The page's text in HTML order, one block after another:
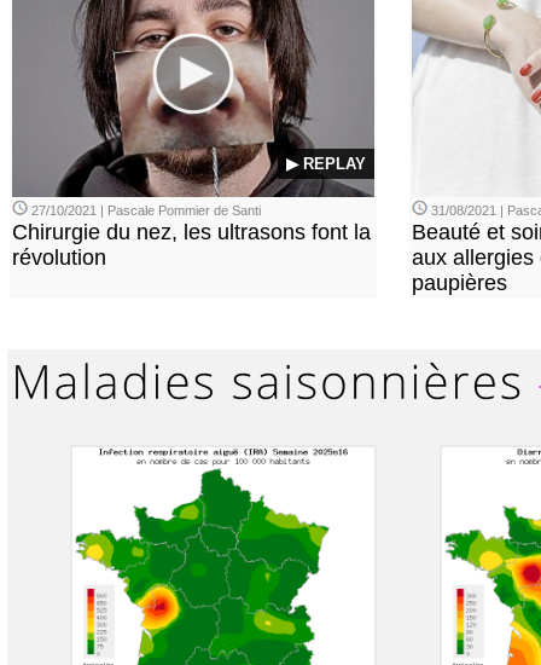
▶ REPLAY
27/10/2021 | Pascale Pommier de Santi
Chirurgie du nez, les ultrasons font la
révolution
31/08/2021 |
Beauté et
aux allergies
paupières